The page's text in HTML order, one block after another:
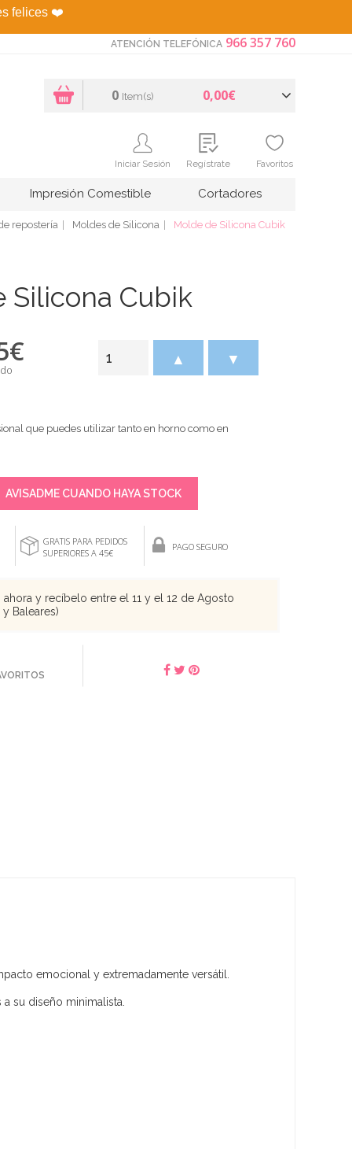
felices ❤️
ATENCIÓN TELEFÓNICA 966 357 760
0 Item(s) 0,00€
Iniciar Sesión Regístrate Favoritos
Impresión Comestible Cortadores
repostería Moldes de Silicona Molde de Silicona Cubik
Silicona Cubik
€ ▲ ▼
que puedes utilizar tanto en horno como en
AVISADME CUANDO HAYA STOCK
GRATIS PARA PEDIDOS
SUPERIORES A 45€
PAGO SEGURO
y recíbelo entre el 11 y el 12 de Agosto
Baleares)
emocional y extremadamente versátil.
su diseño minimalista.